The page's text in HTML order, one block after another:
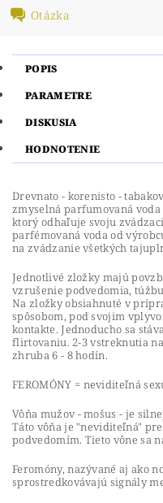
Otázka
POPIS
PARAMETRE
DISKUSIA
HODNOTENIE
Drevnato - korenisto -
zmyselná parfumovaná
ktorý odhaľuje svoju
parfémovaná voda od
na zvádzanie všetkých
Jednotlivé zložky majú
vzrušenie podvedomia,
Na zložky obsiahnuté v
spôsobom, pod svojim
kontakte. Jednoducho sa
flirtovaniu. 2-3 vstreknutia
zhruba 6 - 8 hodín.
FEROMÓNY = neviditeľná
Vôňa mužov - mošus - je
Táto vôňa je "neviditeľná"
podvedomím. Tieto vône sa
Feromóny, nazývané aj ako
sprostredkovávajú signály